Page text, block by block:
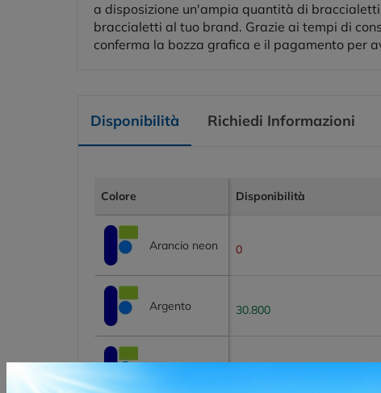
a disposizione un'ampia quantità di
braccialetti al tuo brand. Grazie ai tempi di
conferma la bozza grafica e il pagamento per
Disponibilità Richiedi Informazioni
Colore Disponibilità
Arancio neon 0
Argento 30.800
Bianco